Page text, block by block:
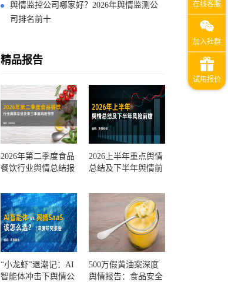
舆情监控公司哪家好？2026年舆情监测公
司排名前十
精品报告
2026年第二季度食品
餐饮行业舆情总结报
测
2026上半年重点舆情
总结及下半年舆情前
“小龙虾”退潮记：AI
智能体冲击下舆情公
500万假黄油案深度
舆情报告：食品安全